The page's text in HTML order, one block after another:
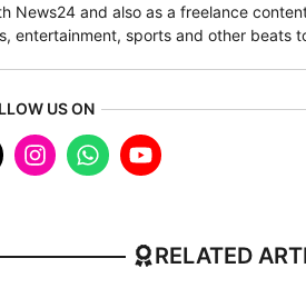
News24 and also as a freelance
entertainment, sports and other beats
US ON
RELATED